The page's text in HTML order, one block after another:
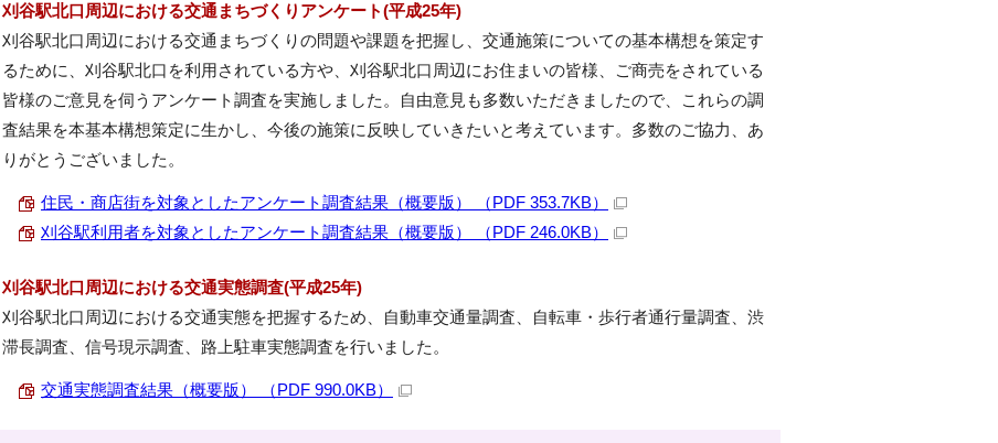
刈谷駅北口周辺における交通まちづくりアンケート(平成25年)
刈谷駅北口周辺における交通まちづくりの問題や課題を把握し、交通施策についての基本構想を策定す
るために、刈谷駅北口を利用されている方や、刈谷駅北口周辺にお住まいの皆様、ご商売をされている
皆様のご意見を伺うアンケート調査を実施しました。自由意見も多数いただきましたので、これらの調
査結果を本基本構想策定に生かし、今後の施策に反映していきたいと考えています。多数のご協力、あ
りがとうございました。
住民・商店街を対象としたアンケート調査結果（概要版） （PDF 353.7KB）
刈谷駅利用者を対象としたアンケート調査結果（概要版） （PDF 246.0KB）
刈谷駅北口周辺における交通実態調査(平成25年)
刈谷駅北口周辺における交通実態を把握するため、自動車交通量調査、自転車・歩行者通行量調査、渋
滞長調査、信号現示調査、路上駐車実態調査を行いました。
交通実態調査結果（概要版） （PDF 990.0KB）